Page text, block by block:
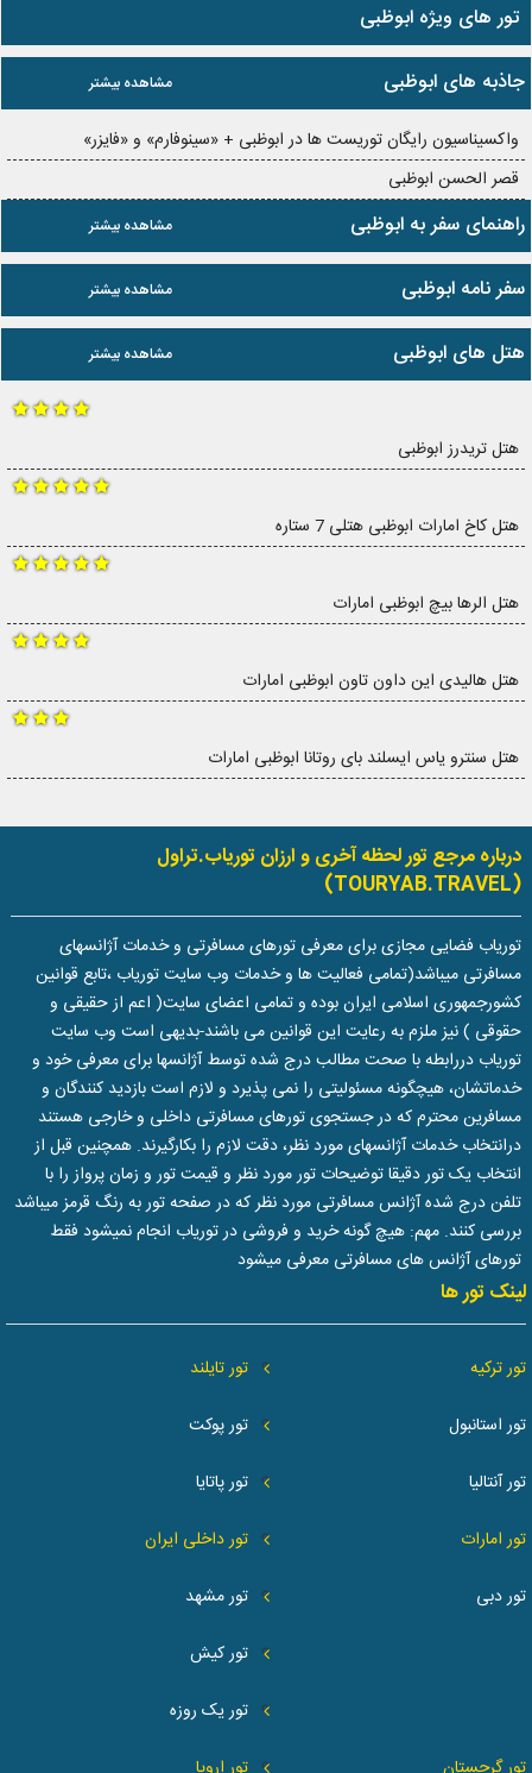
تور های ویژه ابوظبی
مشاهده بیشتر جاذبه های ابوظبی
واکسیناسیون رایگان توریست ها در ابوظبی + «سینوفارم» و «فایزر»
قصر الحسن ابوظبی
مشاهده بیشتر راهنمای سفر به ابوظبی
مشاهده بیشتر سفر نامه ابوظبی
مشاهده بیشتر هتل های ابوظبی
هتل تریدرز ابوظبی
هتل کاخ امارات ابوظبی هتلی 7 ستاره
هتل الرها بیچ ابوظبی امارات
هتل هالیدی این داون تاون ابوظبی امارات
هتل سنترو یاس ایسلند بای روتانا ابوظبی امارات
درباره مرجع تور لحظه آخری و ارزان توریاب.تراول
(TOURYAB.TRAVEL)
توریاب فضایی مجازی برای معرفی تورهای مسافرتی و خدمات آژانسهای
مسافرتی میباشد(تمامی فعالیت ها و خدمات وب سایت توریاب ،تابع قوانین
کشورجمهوری اسلامی ایران بوده و تمامی اعضای سایت( اعم از حقیقی و
حقوقی ) نیز ملزم به رعایت این قوانین می باشند-بدیهی است وب سایت
توریاب دررابطه با صحت مطالب درج شده توسط آژانسها برای معرفی خود و
خدماتشان، هیچگونه مسئولیتی را نمی پذیرد و لازم است بازدید کنندگان و
مسافرین محترم که در جستجوی تورهای مسافرتی داخلی و خارجی هستند
درانتخاب خدمات آژانسهای مورد نظر، دقت لازم را بکارگیرند. همچنین قبل از
انتخاب یک تور دقیقا توضیحات تور مورد نظر و قیمت تور و زمان پرواز را با
تلفن درج شده آژانس مسافرتی مورد نظر که در صفحه تور به رنگ قرمز میباشد
بررسی کنند. مهم: هیچ گونه خرید و فروشی در توریاب انجام نمیشود فقط
تورهای آژانس های مسافرتی معرفی میشود
لینک تور ها
تور ترکیه
تور استانبول
تور آنتالیا
تور تایلند
تور پوکت
تور پاتایا
تور امارات
تور دبی
تور داخلی ایران
تور مشهد
تور کیش
تور یک روزه